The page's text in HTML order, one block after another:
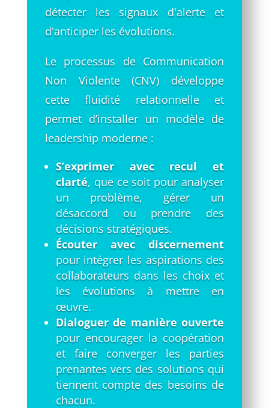
détecter les signaux d'alerte et
d'anticiper les évolutions.
Le processus de Communication
Non Violente (CNV) développe
cette fluidité relationnelle et
permet d’installer un modèle de
leadership moderne :
S’exprimer avec recul et
clarté, que ce soit pour analyser
un problème, gérer un
désaccord ou prendre des
décisions stratégiques.
Écouter avec discernement
pour intégrer les aspirations des
collaborateurs dans les choix et
les évolutions à mettre en
œuvre.
Dialoguer de manière ouverte
pour encourager la coopération
et faire converger les parties
prenantes vers des solutions qui
tiennent compte des besoins de
chacun.